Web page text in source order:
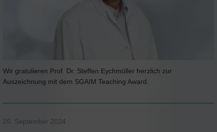
Wir gratulieren Prof. Dr. Steffen Eychmüller herzlich zur
Auszeichnung mit dem SGAIM Teaching Award.
26. September 2024